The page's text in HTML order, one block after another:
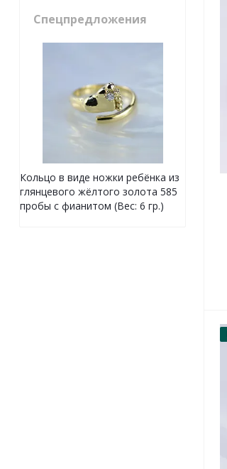
Спецпредложения
Кольцо в виде ножки ребёнка из
глянцевого жёлтого золота 585
пробы с фианитом (Вес: 6 гр.)